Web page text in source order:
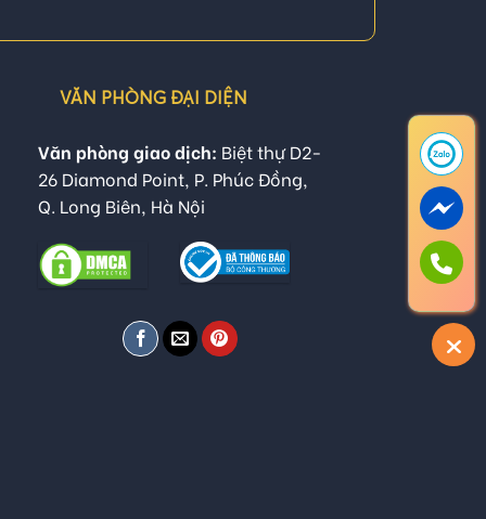
VĂN PHÒNG ĐẠI DIỆN
Văn phòng giao dịch: Biệt thự D2-
26 Diamond Point, P. Phúc Đồng,
Q. Long Biên, Hà Nội